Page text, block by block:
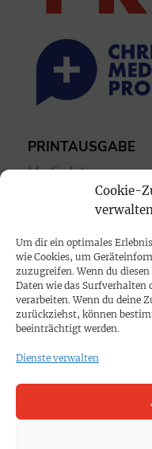
Cookie-
Um dir ein optimales
wie Cookies, um
zuzugreifen. Wenn du
Daten wie das Surfverhalten
verarbeiten. Wenn du deine
zurückziehst, können
beeinträchtigt werden.
Dienste verwalten
PRINTAUSGABE
Mediadaten
PROKOMPAKT
Impressum
SPENDEN
Datenschutz
KONTAKT
Cookie-Richtlinie